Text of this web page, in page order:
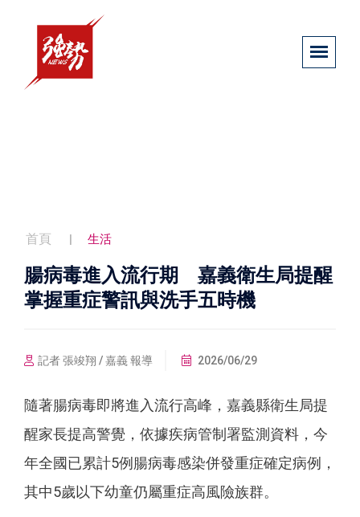
首頁 生活
腸病毒進入流行期 嘉義衛生局提醒
掌握重症警訊與洗手五時機
記者 張竣翔 / 嘉義 報導 2026/06/29
隨著腸病毒即將進入流行高峰，嘉義縣衛生局提
醒家長提高警覺，依據疾病管制署監測資料，今
年全國已累計5例腸病毒感染併發重症確定病例，
其中5歲以下幼童仍屬重症高風險族群。